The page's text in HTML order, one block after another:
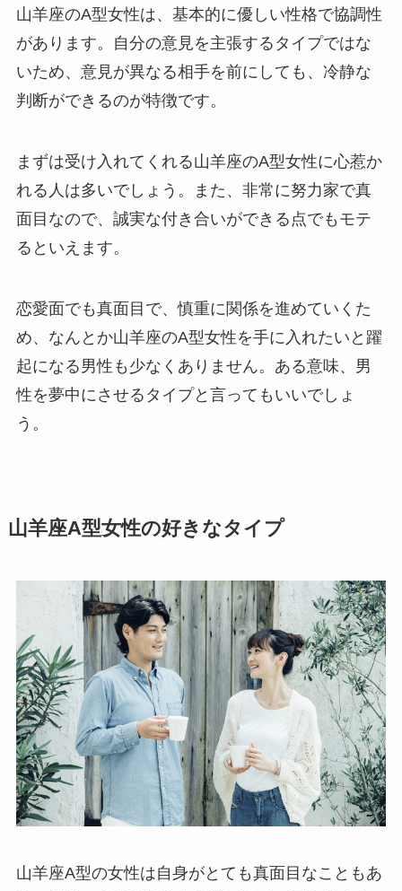
山羊座のA型女性は、基本的に優しい性格で協調性
があります。自分の意見を主張するタイプではな
いため、意見が異なる相手を前にしても、冷静な
判断ができるのが特徴です。
まずは受け入れてくれる山羊座のA型女性に心惹か
れる人は多いでしょう。また、非常に努力家で真
面目なので、誠実な付き合いができる点でもモテ
るといえます。
恋愛面でも真面目で、慎重に関係を進めていくた
め、なんとか山羊座のA型女性を手に入れたいと躍
起になる男性も少なくありません。ある意味、男
性を夢中にさせるタイプと言ってもいいでしょ
う。
山羊座A型女性の好きなタイプ
山羊座A型の女性は自身がとても真面目なこともあ